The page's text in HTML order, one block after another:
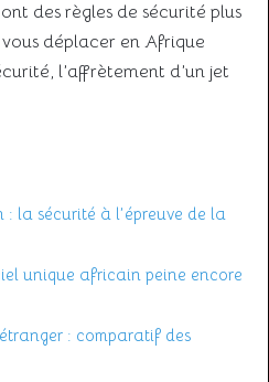
des règles de sécurité plus
déplacer en Afrique
l’affrètement d’un jet
la sécurité à l’épreuve de la
unique africain peine encore
: comparatif des